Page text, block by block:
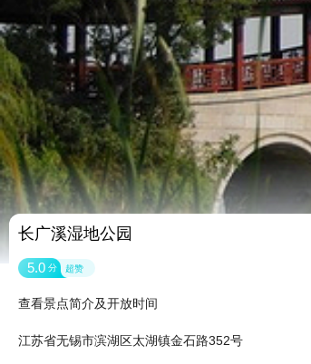
长广溪湿地公园
5.0 分 超赞
查看景点简介及开放时间
江苏省无锡市滨湖区太湖镇金石路352号